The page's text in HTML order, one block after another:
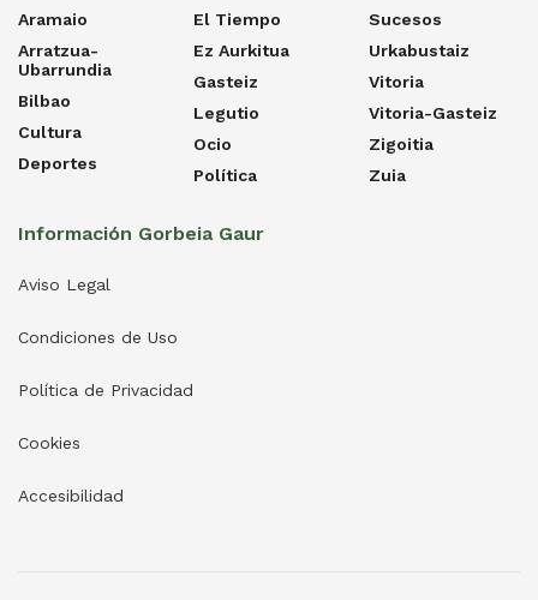
Aramaio
Arratzua-
Ubarrundia
Bilbao
Cultura
Deportes
El Tiempo
Ez Aurkitua
Gasteiz
Legutio
Ocio
Política
Sucesos
Urkabustaiz
Vitoria
Vitoria-Gasteiz
Zigoitia
Zuia
Información Gorbeia Gaur
Aviso Legal
Condiciones de Uso
Política de Privacidad
Cookies
Accesibilidad